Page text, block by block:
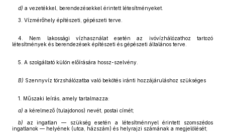
d) a vezetékkel, berendezésekkel érintett létesítményeket.
3. Vízmérőhely építészeti, gépészeti terve.
4. Nem lakossági vízhasználat esetén az ivóvízhálózathoz tartozó
létesítmények és berendezések építészeti és gépészeti általános terve.
5. A szolgáltató külön előírására hossz-szelvény.
B) Szennyvíz törzshálózatba való bekötés iránti hozzájáruláshoz szükséges
1. Műszaki leírás, amely tartalmazza:
a) a kérelmező (tulajdonos) nevét, postai címét;
b) az ingatlan — szükség esetén a létesítménnyel érintett szomszédos
ingatlanok — helyének (utca, házszám) és helyrajzi számának a megjelölését;